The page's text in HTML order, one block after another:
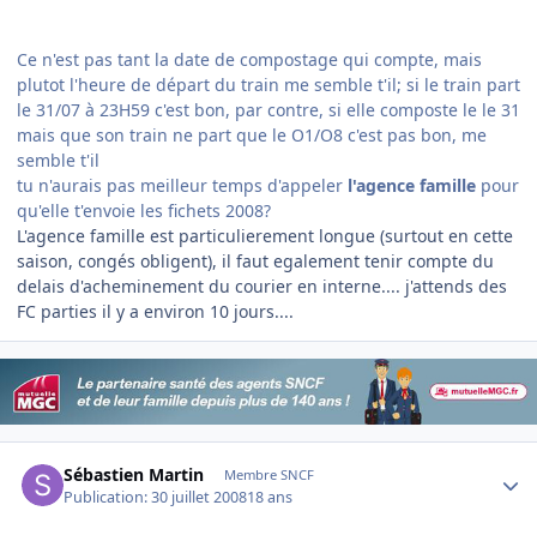
Ce n'est pas tant la date de compostage qui compte, mais
plutot l'heure de départ du train me semble t'il; si le train part
le 31/07 à 23H59 c'est bon, par contre, si elle composte le le 31
mais que son train ne part que le O1/O8 c'est pas bon, me
semble t'il
tu n'aurais pas meilleur temps d'appeler l'agence famille pour
qu'elle t'envoie les fichets 2008?
L'agence famille est particulierement longue (surtout en cette
saison, congés obligent), il faut egalement tenir compte du
delais d'acheminement du courier en interne.... j'attends des
FC parties il y a environ 10 jours....
Sébastien Martin Membre SNCF
Publication:30 juillet 200818 ans